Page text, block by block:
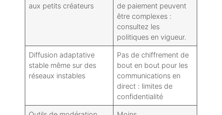
aux petits créateurs
de paiement peuvent
être complexes :
consultez les
politiques en vigueur.
Diffusion adaptative
stable même sur des
réseaux instables
Pas de chiffrement de
bout en bout pour les
communications en
direct : limites de
confidentialité